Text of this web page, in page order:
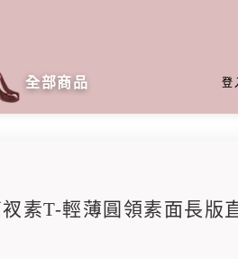
登
全部商品
素T-輕薄圓領素面長版